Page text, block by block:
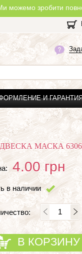
зробити повноцінне
И
МАСКА 6306
4.00грн
в наличии
В КОРЗИНУ